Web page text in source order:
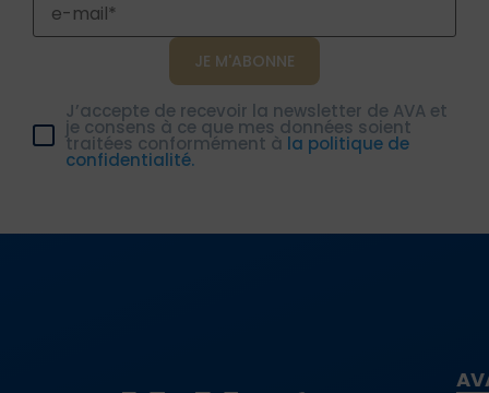
J’accepte de recevoir la newsletter de AVA et
je consens à ce que mes données soient
traitées conformément à la politique de
confidentialité.